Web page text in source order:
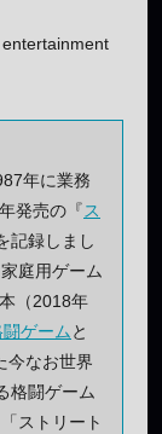
年に業務
発売の『ス
記録しまし
庭用ゲーム
（2018年
闘ゲーム と
今なお世界
格闘ゲーム
ストリート